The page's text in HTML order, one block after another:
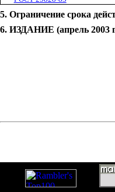
5. Ограничение срока
6. ИЗДАНИЕ (апрель 2003